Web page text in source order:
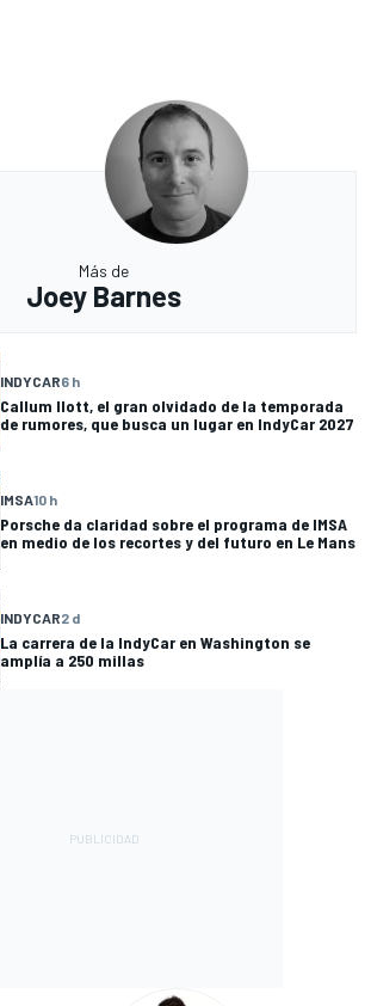
Más de
Joey Barnes
INDYCAR6 h
Callum Ilott, el gran olvidado de la temporada
de rumores, que busca un lugar en IndyCar 2027
IMSA10 h
Porsche da claridad sobre el programa de IMSA
en medio de los recortes y del futuro en Le Mans
INDYCAR2 d
La carrera de la IndyCar en Washington se
amplía a 250 millas